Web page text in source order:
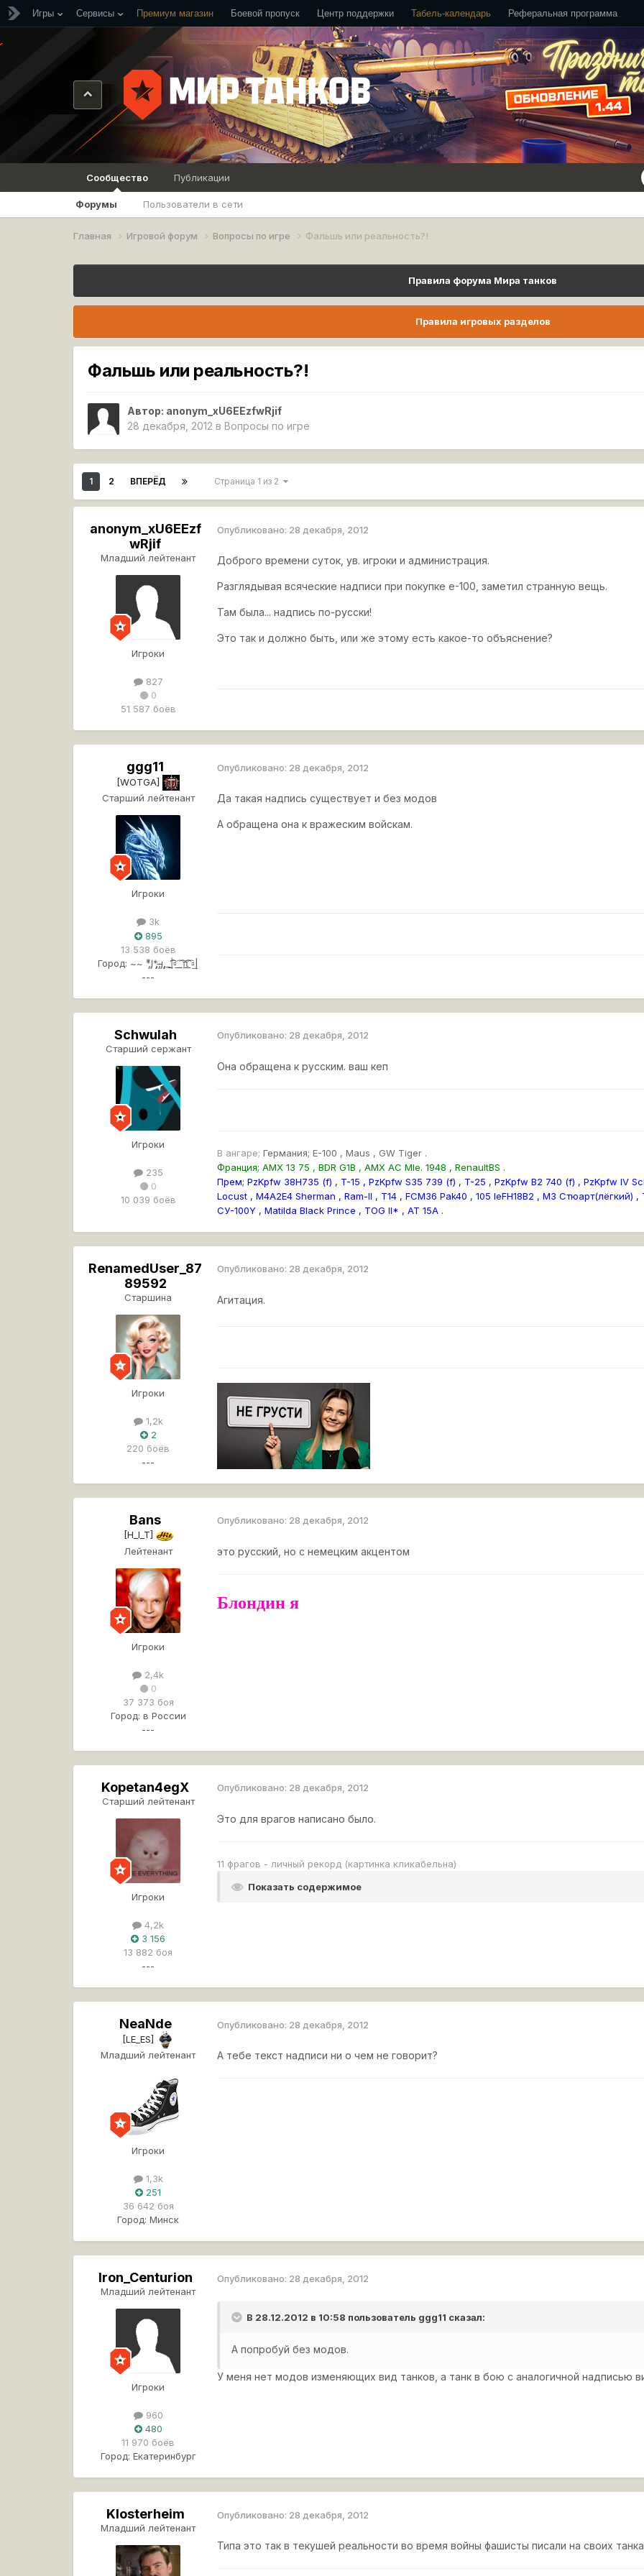
Игры Сервисы Премиум магазин Боевой пропуск Центр поддержки Табель-календарь Реферальная программа
Сообщество
Форумы Пользователи в сети
Публикации
Главная Игровой форум Вопросы по игре Фальшь или реальность?!
Правила форума Мира танков
Правила игровых разделов
Фальшь или реальность?!
Автор: anonym_xU6EEzfwRjif
28 декабря, 2012 в Вопросы по игре
1 2 ВПЕРЁД Страница 1 из 2
anonym_xU6EEzf
wRjif
Младший лейтенант
Игроки
827
0
51 587 боёв
Опубликовано: 28 декабря, 2012
Доброго времени суток, ув. игроки и администрация.
Разглядывая всяческие надписи при покупке е-100, заметил странную вещь.
Там была... надпись по-русски!
Это так и должно быть, или же этому есть какое-то объяснение?
ggg11
[WOTGA]
Старший лейтенант
Игроки
3k
895
13 538 боёв
Город: ~~ *̡͌l̡*̡̡ ̴̡ı̴̴̡ ̡̡_|̲̲̲͡͡͡▫ ̲͡ ̲̲̲͡͡π̲̲͡͡ ̲̲͡▫̲|
---
Опубликовано: 28 декабря, 2012
Да такая надпись существует и без модов
А обращена она к вражеским войскам.
Schwulah
Старший сержант
Игроки
235
0
10 039 боёв
Опубликовано: 28 декабря, 2012
Она обращена к русским. ваш кеп
В ангаре;Германия; E-100 , Maus , GW Tiger .
Франция; AMX 13 75 , BDR G1B , AMX AC Mle. 1948 , RenaultBS .
Прем; PzKpfw 38H735 (f) , T-15 , PzKpfw S35 739 (f) , T-25 , PzKpfw B2 740 (f) , PzKpfw IV
Locust , M4A2E4 Sherman , Ram-II , Т14 , FCM36 Pak40 , 105 leFH18B2 , М3 Стюарт(лёгкий)
СУ-100Y , Matilda Black Prince , TOG II* , AT 15A .
RenamedUser_87
89592
Старшина
Игроки
1,2k
2
220 боёв
---
Опубликовано: 28 декабря, 2012
Агитация.
Bans
[H_I_T]
Лейтенант
Игроки
2,4k
0
37 373 боя
Город: в России
---
Опубликовано: 28 декабря, 2012
это русский, но с немецким акцентом
Блондин я
Kopetan4egX
Старший лейтенант
Игроки
4,2k
3 156
13 882 боя
---
Опубликовано: 28 декабря, 2012
Это для врагов написано было.
11 фрагов - личный рекорд (картинка кликабельна)
Показать содержимое
NeaNde
[LE_ES]
Младший лейтенант
Игроки
1,3k
251
36 642 боя
Город: Минск
Опубликовано: 28 декабря, 2012
А тебе текст надписи ни о чем не говорит?
Iron_Centurion
Младший лейтенант
Игроки
960
480
11 970 боёв
Город: Екатеринбург
Опубликовано: 28 декабря, 2012
В 28.12.2012 в 10:58 пользователь ggg11 сказал:
А попробуй без модов.
У меня нет модов изменяющих вид танков, а танк в бою с аналогичной надписью
Klosterheim
Младший лейтенант
Опубликовано: 28 декабря, 2012
Типа это так в текушей реальности во время войны фашисты писали на своих